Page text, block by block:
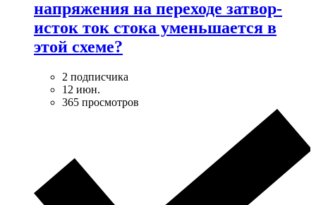
напряжения на переходе затвор-
исток ток стока уменьшается в
этой схеме?
2 подписчика
12 июн.
365 просмотров